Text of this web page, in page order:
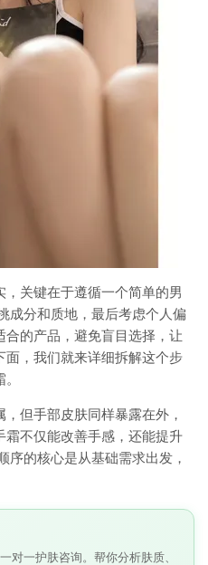
关键在于遵循一个简单的男
成分和质地，最后考虑个人偏
的产品，避免盲目选择，让
面，我们就来详细拆解这个步
但手部皮肤同样暴露在外，
不仅能改善手感，还能提升
序的核心是从基础需求出发，
对一护肤咨询。帮你分析肤质、